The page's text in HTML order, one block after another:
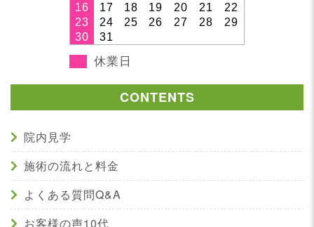
16
17 18 19 20 21
22
23
24 25 26 27 28
29
30
31
休業日
CONTENTS
院内見学
施術の流れと料金
よくある質問Q&A
お客様の声10代